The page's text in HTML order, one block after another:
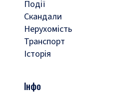
Події
Скандали
Нерухомість
Транспорт
Історія
Інфо